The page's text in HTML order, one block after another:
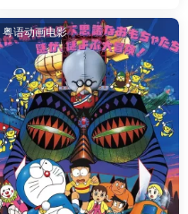
粤语版
粤语动画电影